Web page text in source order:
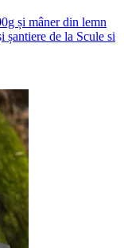
și mâner din lemn
șantiere de la Scule si